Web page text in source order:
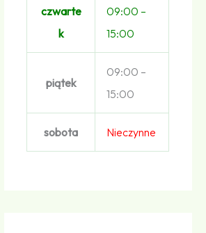
czwarte
k
09:00 –
15:00
piątek
09:00 –
15:00
sobota Nieczynne